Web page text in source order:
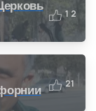
1 2
21